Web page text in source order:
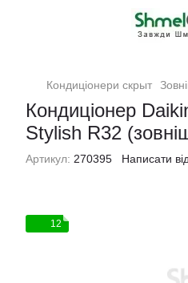
Кондиціонери скрыт
Кондиціонер
Stylish R32
Артикул: 270395 Написати
12